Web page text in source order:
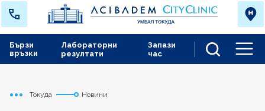
Лабораторни
резултати
Запази
час
Бързи
връзки
Начало
Токуда Новини